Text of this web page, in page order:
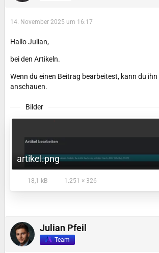
14. November 2025 um 16:17
Hallo Julian,
bei den Artikeln.
Wenn du einen Beitrag bearbeitest, kann du ihn
anschauen.
Bilder
artikel.png
18,1 kB 1.251 × 326
Julian Pfeil
Team